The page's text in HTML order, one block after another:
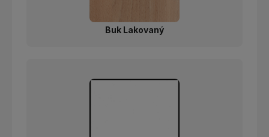
Buk Lakovaný